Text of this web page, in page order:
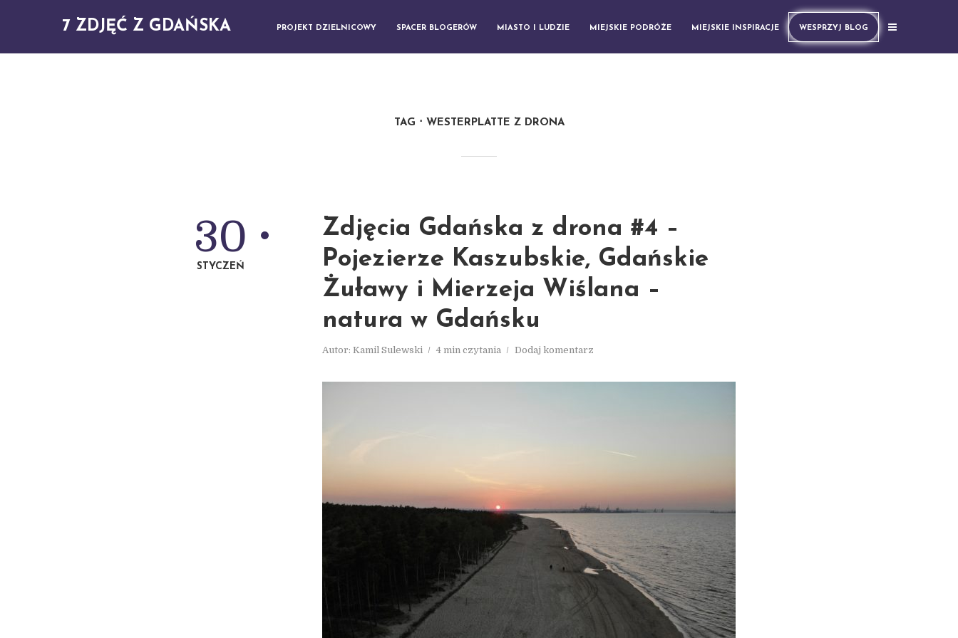
7 ZDJĘĆ Z GDAŃSKA PROJEKT DZIELNICOWY SPACER BLOGERÓW MIASTO I LUDZIE MIEJSKIE PODRÓŻE MIEJSKIE INSPIRACJE WESPRZYJ BLOG
TAG WESTERPLATTE Z DRONA
Zdjęcia Gdańska z drona #4 –
Pojezierze Kaszubskie, Gdańskie
Żuławy i Mierzeja Wiślana –
natura w Gdańsku
Autor: Kamil Sulewski 4 min czytania Dodaj komentarz
30
STYCZEŃ